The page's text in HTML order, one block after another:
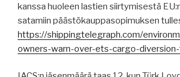
kanssa huoleen lastien siirtymisestä
satamiin päästökauppasopimuksen
https://shippingtelegraph.com/
owners-warn-over-ets-cargo-